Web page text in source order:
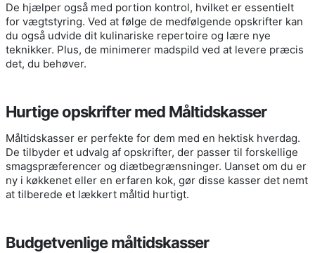
De hjælper også med portion kontrol, hvilket er essentielt
for vægtstyring. Ved at følge de medfølgende opskrifter kan
du også udvide dit kulinariske repertoire og lære nye
teknikker. Plus, de minimerer madspild ved at levere præcis
det, du behøver.
Hurtige opskrifter med Måltidskasser
Måltidskasser er perfekte for dem med en hektisk hverdag.
De tilbyder et udvalg af opskrifter, der passer til forskellige
smagspræferencer og diætbegrænsninger. Uanset om du er
ny i køkkenet eller en erfaren kok, gør disse kasser det nemt
at tilberede et lækkert måltid hurtigt.
Budgetvenlige måltidskasser